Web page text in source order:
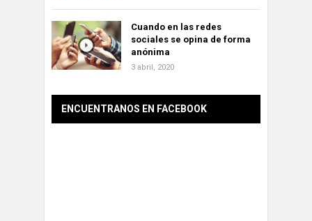
Cuando en las redes
sociales se opina de forma
anónima
3 abril, 2020
ENCUENTRANOS EN FACEBOOK